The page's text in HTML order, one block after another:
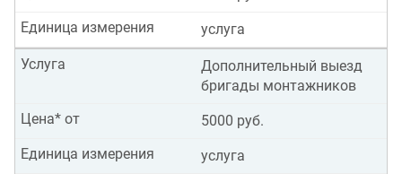
услуга
Единица измерения
Дополнительный выезд
бригады монтажников
Услуга
5000 руб.
Цена* от
услуга
Единица измерения